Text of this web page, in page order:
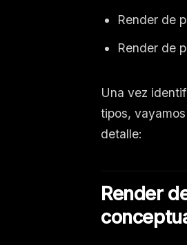
Render de
Render de
Una vez
tipos,
detalle:
Render